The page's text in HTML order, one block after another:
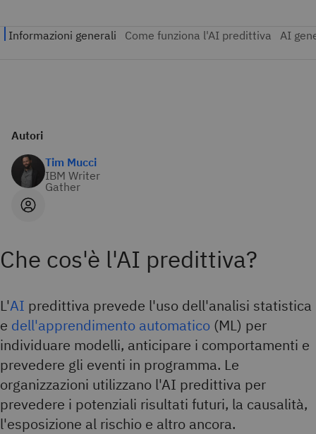
Autori
Tim Mucci
IBM Writer
Gather
Che cos'è l'AI predittiva?
L'AI predittiva prevede l'uso dell'analisi statistica
e dell'apprendimento automatico (ML) per
individuare modelli, anticipare i comportamenti e
prevedere gli eventi in programma. Le
organizzazioni utilizzano l'AI predittiva per
prevedere i potenziali risultati futuri, la causalità,
l'esposizione al rischio e altro ancora.